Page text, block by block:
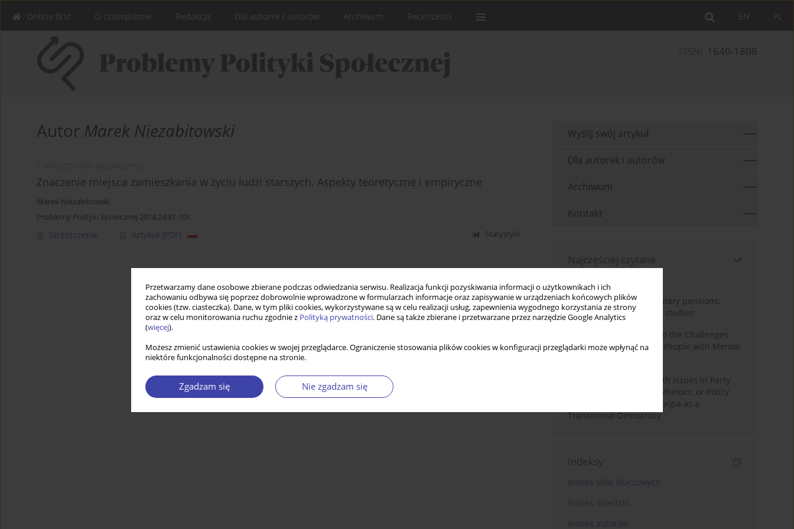
Przetwarzamy dane osobowe zbierane podczas odwiedzania serwisu. Realizacja funkcji pozyskiwania informacji o użytkownikach i ich
zachowaniu odbywa się poprzez dobrowolnie wprowadzone w formularzach informacje oraz zapisywanie w urządzeniach końcowych plików
cookies (tzw. ciasteczka). Dane, w tym pliki cookies, wykorzystywane są w celu realizacji usług, zapewnienia wygodnego korzystania ze strony
oraz w celu monitorowania ruchu zgodnie z Polityką prywatności. Dane są także zbierane i przetwarzane przez narzędzie Google Analytics
(więcej).
Możesz zmienić ustawienia cookies w swojej przeglądarce. Ograniczenie stosowania plików cookies w konfiguracji przeglądarki może wpłynąć na
niektóre funkcjonalności dostępne na stronie.
Zgadzam się Nie zgadzam się
PL
EN
Online first O czasopiśmie Redakcja Dla autorek i autorów Archiwum Recenzenci
1640-1808
Autor Marek Niezabitowski
Znaczenie miejsca zamieszkania w życiu ludzi starszych. Aspekty teoretyczne i empiryczne
Marek Niezabitowski
Problemy Polityki Społecznej 2014;24:81-101
Streszczenie Artykuł (PDF) Statystyki
Wyślij swój artykuł
Dla autorek i autorów
Archiwum
Kontakt
Najczęściej czytane
Auto-enrolment in voluntary pensions:
Comparative OECD case studies
Bibliometric Insights into the Challenges
and Needs of Homeless People with Mental
The Politicisation of Youth Issues in Party
Programmes: Symbolic Rhetoric or Policy
Priority? The Case of Georgia as a
Transitional Democracy
Indeksy
Indeks słów kluczowych
Indeks dziedzin
Indeks autorów